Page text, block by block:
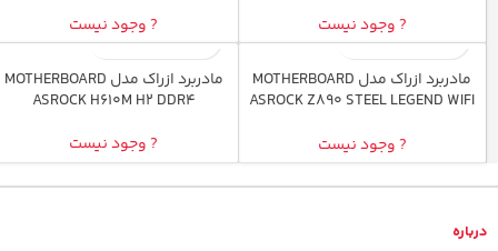
? وجود نیست
? وجود نیست
اتمام موجودی
مادربرد ازراک مدل MOTHERBOARD
ASROCK Z890 STEEL LEGEND WIFI
? وجود نیست
اتمام موجودی
مادربرد ازراک مدل MOTHERBOARD
ASROCK H610M H2 DDR4
? وجود نیست
درباره